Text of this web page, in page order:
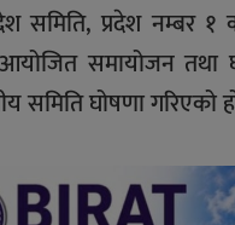
समिति, प्रदेश नम्बर १
समायोजन तथा
समिति घोषणा गरिएको